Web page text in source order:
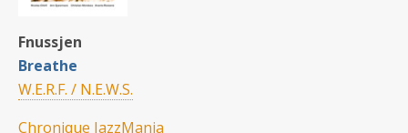
Fnussjen
Breathe
W.E.R.F. / N.E.W.S.
Chronique JazzMania